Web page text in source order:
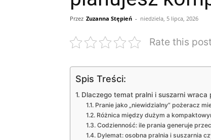
Przez Zuzanna Stępień - niedziela, 5 lipca, 2026
Rate this post
Spis Treści:
Dlaczego temat pralni i suszarni wraca
Pranie jako „niewidzialny” pożeracz
Różnica między dużym a
Codzienność: ile prania generuje
Dylemat: osobna pralnia i suszarnia